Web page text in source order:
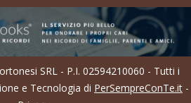
SRL - P.I. 02594210060 - Tutti i
e Tecnologia di PerSempreConTe.it -